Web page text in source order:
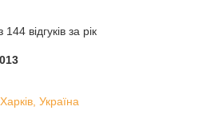
відгуків за рік
Україна